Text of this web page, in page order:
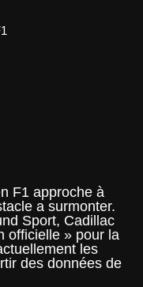
F1 approche à
a surmonter.
Sport, Cadillac
officielle » pour la
les
des données de